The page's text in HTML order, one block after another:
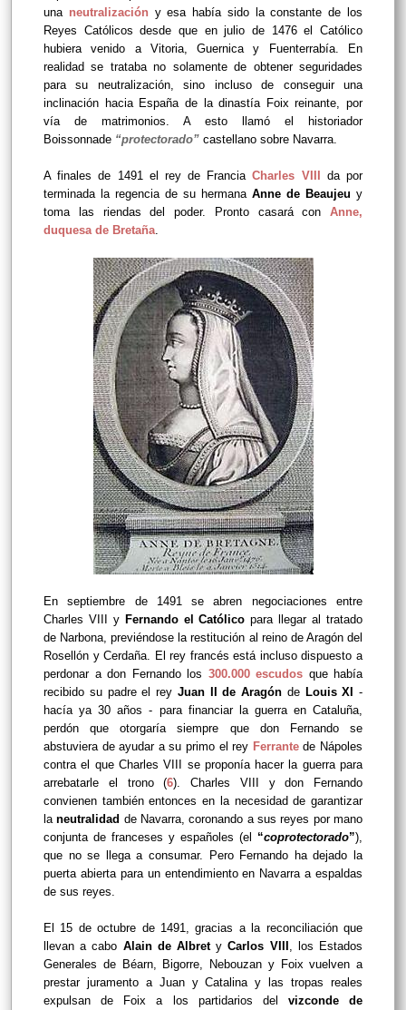
una neutralización y esa había sido la constante de los
Reyes Católicos desde que en julio de 1476 el Católico
hubiera venido a Vitoria, Guernica y Fuenterrabía. En
realidad se trataba no solamente de obtener seguridades
para su neutralización, sino incluso de conseguir una
inclinación hacia España de la dinastía Foix reinante, por
vía de matrimonios. A esto llamó el historiador
Boissonnade “protectorado” castellano sobre Navarra.
A finales de 1491 el rey de FranciaCharles VIII
da por
terminada la regencia de su hermana Anne de Beaujeu y
toma las riendas del poder. Pronto casará con Anne,
duquesa de Bretaña
En septiembre de 1491 se abren negociaciones entre
Charles VIII y Fernando el Católicopara llegar al tratado
de Narbona, previéndose la restitución al reino de Aragón del
Rosellón y Cerdaña. El rey francés está incluso dispuesto a
perdonar a don Fernando los 300.000 escudos que había
recibido su padre el rey Juan II de Aragón de Louis XI
-
hacía ya 30 años - para financiar la guerra en Cataluña,
perdón que otorgaría siempre que don Fernando se
abstuviera de ayudar a su primo el rey Ferrante de Nápoles
contra el que Charles VIII se proponía hacer la guerra para
arrebatarle el trono (6). Charles VIII y don Fernando
convienen también entonces en la necesidad de garantizar
laneutralidad de Navarra, coronando a sus reyes por mano
conjunta de franceses y españoles (el “coprotectorado”),
que no se llega a consumar. Pero Fernando ha dejado la
puerta abierta para un entendimiento en Navarra a espaldas
de sus reyes.
El 15 de octubre de 1491, gracias a la reconciliación que
llevan a cabo Alain de AlbretyCarlos VIII
, los Estados
Generales de Béarn, Bigorre, Nebouzan y Foix vuelven a
prestar juramento a Juan y Catalina y las tropas reales
expulsan de Foix a los partidarios del vizconde de